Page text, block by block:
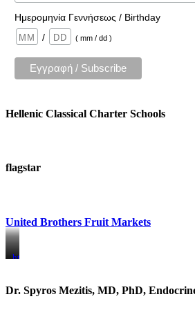
Ημερομηνία Γεννήσεως / Birthday
/
( mm / dd )
Hellenic Classical Charter Schools
flagstar
United Brothers Fruit Markets
https://www.unitedbrothersfruitmarkets.com/
https://www.unitedbrothersfruitmarkets.com/
Dr. Spyros Mezitis, MD, PhD,